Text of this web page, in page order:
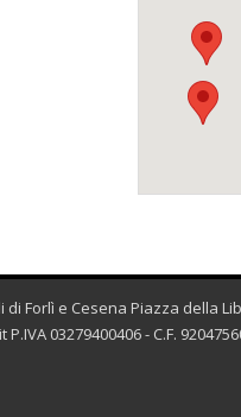
Forlì e Cesena Piazza della
P.IVA 03279400406 - C.F.